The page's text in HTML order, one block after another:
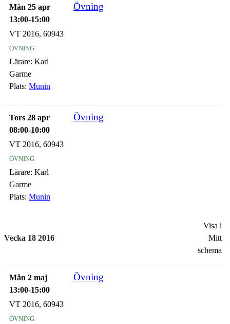
Mån 25 apr
13:00-15:00
Övning
VT 2016, 60943
övning
Lärare: Karl
Garme
Plats: Munin
Tors 28 apr
08:00-10:00
Övning
VT 2016, 60943
övning
Lärare: Karl
Garme
Plats: Munin
Vecka 18 2016
Visa i
Mitt
schema
Mån 2 maj
13:00-15:00
Övning
VT 2016, 60943
övning